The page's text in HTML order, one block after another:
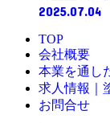
2025.07.04
TOP
会社概要
本業を通し
求人情報｜
お問合せ